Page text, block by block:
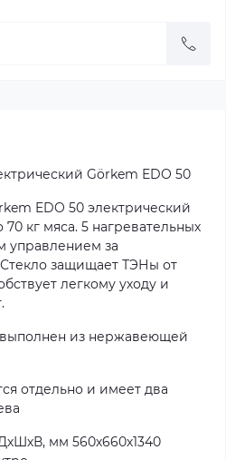
Görkem EDO 50
EDO 50 электрический
70 кг мяса. 5 нагревательных
управлением за
защищает ТЭНы от
легкому уходу и
из нержавеющей
отдельно и имеет два
мм 560х660х1340